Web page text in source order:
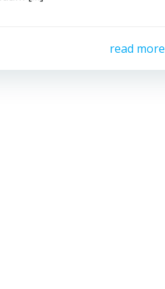
read more